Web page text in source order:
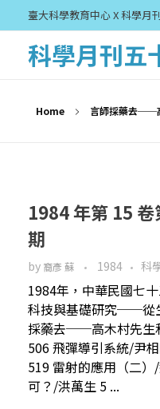
臺大科學教育中心 X 科學月
科學月刊五
Home 言師採藥去──
1984 年第 15
期
by 裔彥 蘇 1984 科
1984年，中華民國七
科技與基礎研究──從
採藥去──高木村先生
506 飛彈導引系統/尹
519 雷射的應用（二
可？/洪萬生 5 ...